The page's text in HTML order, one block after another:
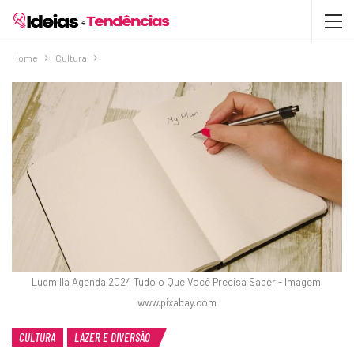
Home Cultura
Ludmilla Agenda 2024 Tudo o Que Você Precisa Saber - Imagem:
www.pixabay.com
CULTURA LAZER E DIVERSÃO